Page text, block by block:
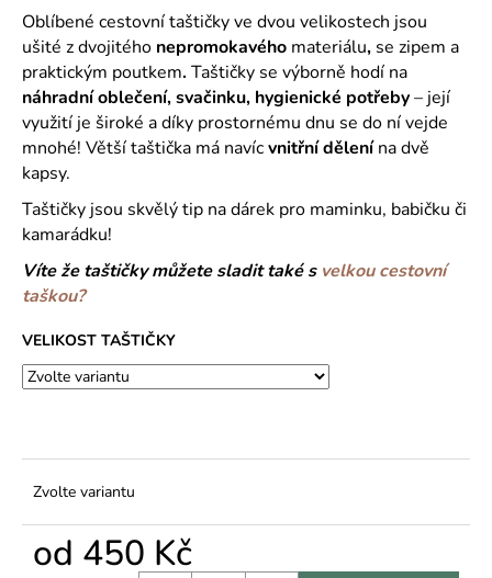
hvězdiček.
Oblíbené cestovní taštičky ve dvou velikostech jsou
ušité z dvojitého nepromokavého materiálu, se zipem a
praktickým poutkem.Taštičky se výborně hodí na
náhradní oblečení, svačinku, hygienické potřeby– její
využití je široké a díky prostornému dnu se do ní vejde
mnohé! Větší taštička má navícvnitřní dělenína dvě
kapsy.
Taštičky jsou skvělý tip na dárek pro maminku, babičku či
kamarádku!
Víte že taštičky můžete sladit také s velkou cestovní
taškou?
VELIKOST TAŠTIČKY
Zvolte variantu
od 450 Kč
o
p
o
r
u
č
u
j
e
m
e